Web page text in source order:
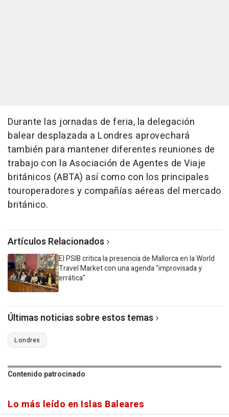
Durante las jornadas de feria, la delegación
balear desplazada a Londres aprovechará
también para mantener diferentes reuniones de
trabajo con la Asociación de Agentes de Viaje
británicos (ABTA) así como con los principales
touroperadores y compañías aéreas del mercado
británico.
Artículos Relacionados
El PSIB critica la presencia de Mallorca en la World
Travel Market con una agenda "improvisada y
errática"
Últimas noticias sobre estos temas
Londres
Contenido patrocinado
Lo más leído en Islas Baleares